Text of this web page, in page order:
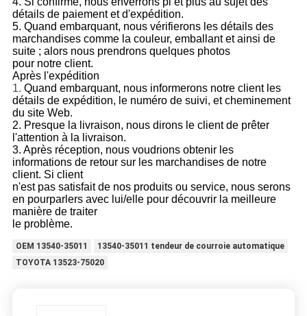
détails de paiement et d'expédition.
5. Quand embarquant, nous vérifierons les détails des
marchandises comme la couleur, emballant et ainsi de
suite ; alors nous prendrons quelques photos
pour notre client.
Après l'expédition
1. Quand embarquant, nous informerons notre client les
détails de expédition, le numéro de suivi, et cheminement
du site Web.
2. Presque la livraison, nous dirons le client de prêter
l'attention à la livraison.
3. Après réception, nous voudrions obtenir les
informations de retour sur les marchandises de notre
client. Si client
n'est pas satisfait de nos produits ou service, nous serons
en pourparlers avec lui/elle pour découvrir la meilleure
manière de traiter
le problème.
OEM 13540-35011
13540-35011 tendeur de courroie automatique
TOYOTA 13523-75020